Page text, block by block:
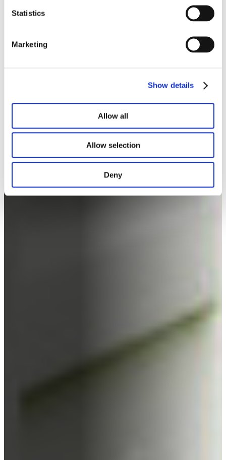
Statistics
Marketing
Show details
Allow all
Allow selection
Deny